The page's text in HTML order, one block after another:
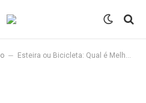
– Esteira ou Bicicleta: Qual é Melhor para Perder Barriga